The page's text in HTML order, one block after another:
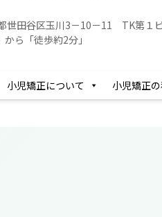
世田谷区玉川3－10－11 TK第１
から「徒歩約2分」
小児矯正について 小児矯正